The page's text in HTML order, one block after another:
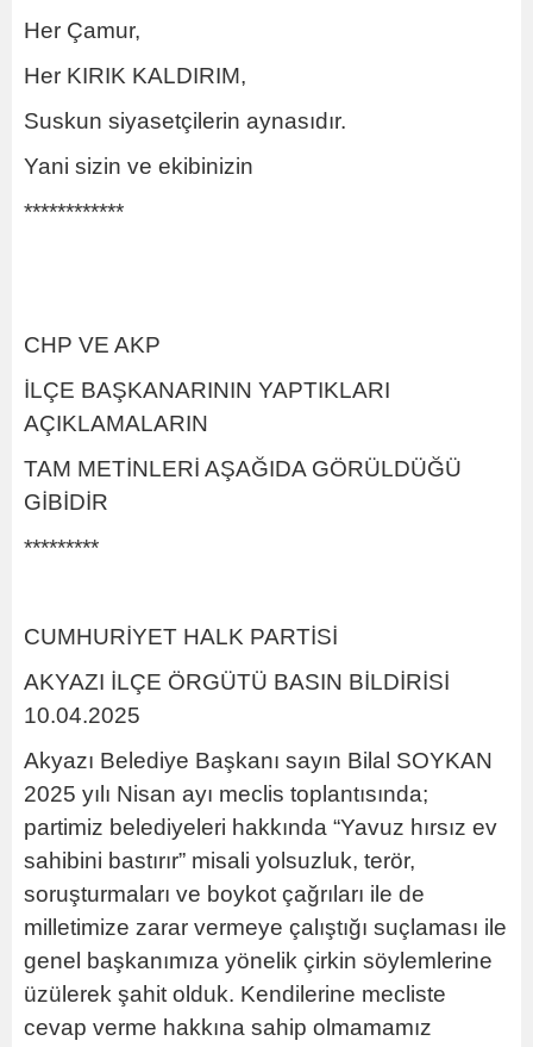
Her Çamur,
Her KIRIK KALDIRIM,
Suskun siyasetçilerin aynasıdır.
Yani sizin ve ekibinizin
************
CHP VE AKP
İLÇE BAŞKANARININ YAPTIKLARI
AÇIKLAMALARIN
TAM METİNLERİ AŞAĞIDA GÖRÜLDÜĞÜ
GİBİDİR
*********
CUMHURİYET HALK PARTİSİ
AKYAZI İLÇE ÖRGÜTÜ BASIN BİLDİRİSİ
10.04.2025
Akyazı Belediye Başkanı sayın Bilal SOYKAN
2025 yılı Nisan ayı meclis toplantısında;
partimiz belediyeleri hakkında “Yavuz hırsız ev
sahibini bastırır” misali yolsuzluk, terör,
soruşturmaları ve boykot çağrıları ile de
milletimize zarar vermeye çalıştığı suçlaması ile
genel başkanımıza yönelik çirkin söylemlerine
üzülerek şahit olduk. Kendilerine mecliste
cevap verme hakkına sahip olmamamız